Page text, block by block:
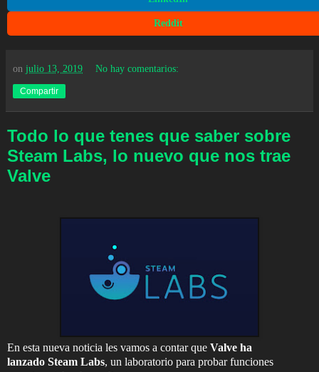
Reddit
on julio 13, 2019 No hay comentarios:
Compartir
Todo lo que tenes que saber sobre
Steam Labs, lo nuevo que nos trae
Valve
En esta nueva noticia les vamos a contar que Valve ha
lanzado Steam Labs, un laboratorio para probar funciones